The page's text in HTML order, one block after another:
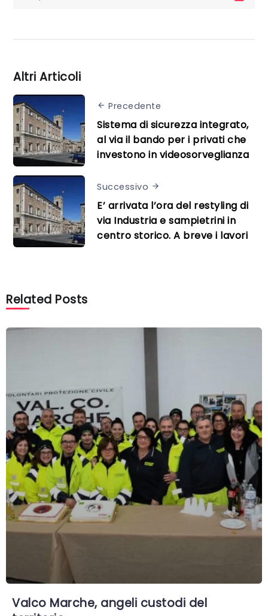
Altri Articoli
Precedente
Sistema di sicurezza integrato,
al via il bando per i privati che
investono in videosorveglianza
Successivo
E’ arrivata l’ora del restyling di
via Industria e sampietrini in
centro storico. A breve i lavori
Related Posts
Valco Marche, angeli custodi del